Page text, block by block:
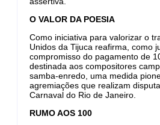
O VALOR DA POESIA
Como iniciativa para valorizar o
Unidos da Tijuca reafirma, como
compromisso do pagamento de
destinada aos compositores
samba-enredo, uma medida
agremiações que realizam
Carnaval do Rio de Janeiro.
RUMO AOS 100